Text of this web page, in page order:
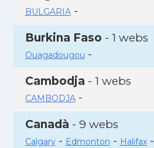
BULGARIA-
Burkina Faso - 1 webs
Ouagadougou -
Cambodja - 1 webs
CAMBODJA-
Canadà - 9 webs
Calgary- Edmonton - Halifax-